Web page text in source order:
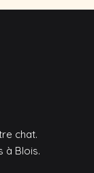
chat.
à Blois.